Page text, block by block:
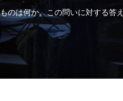
のは何か。この問いに対する